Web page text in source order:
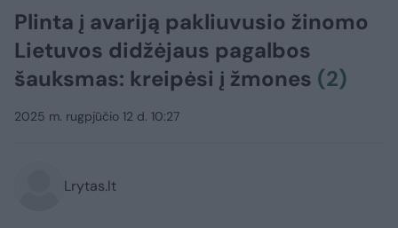
Plinta į avariją pakliuvusio žinomo
Lietuvos didžėjaus pagalbos
šauksmas: kreipėsi į žmones (2)
2025 m. rugpjūčio 12 d. 10:27
Lrytas.lt